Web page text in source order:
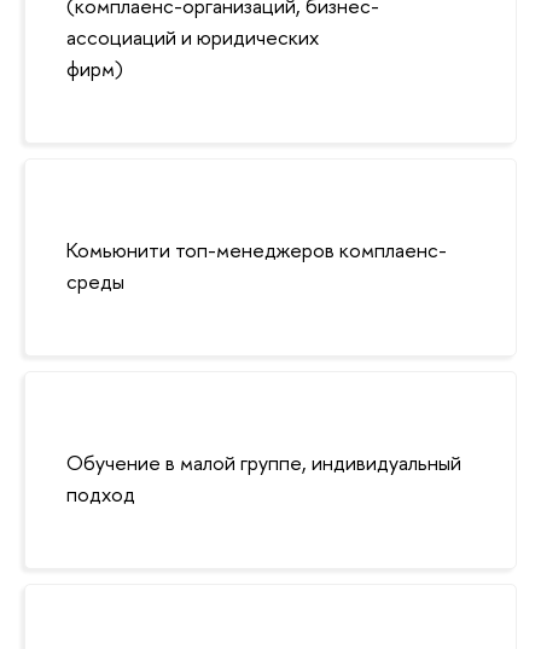
(комплаенс-организаций, бизнес-
ассоциаций и юридических
Комьюнити топ-менеджеров комплаенс-
среды
Обучение в малой группе, индивидуальный
подход